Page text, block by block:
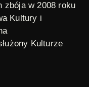
zbójaw 2008 roku
Kultury i
Kulturze